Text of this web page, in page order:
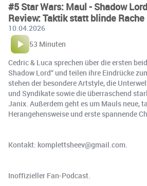
#5 Star Wars: Maul - Shadow
Review: Taktik statt blinde Rache
10.04.2026
53 Minuten
Cedric & Luca sprechen über die ersten
Shadow Lord“ und teilen ihre Eindrücke
stehen der besondere Artstyle, die
und Syndikate sowie die überraschend
Janix. Außerdem geht es um Mauls neue,
Herangehensweise und erste spannende
Kontakt: komplettsheev@gmail.com.
Inoffizieller Fan-Podcast.